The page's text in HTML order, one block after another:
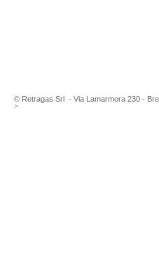
© Retragas Srl - Via Lamarmora 230 -
>